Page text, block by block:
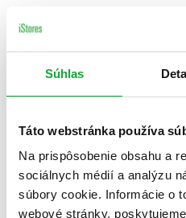
Súhlas
Táto webstránka používa
Na prispôsobenie obsahu a
sociálnych médií a analýzu
súbory cookie. Informácie o
webové stránky,